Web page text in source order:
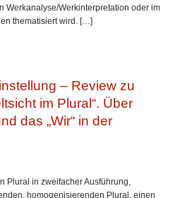
Werkanalyse/Werkinterpretation oder im
thematisiert wird. […]
– Review zu
im Plural“. Über
das „Wir“ in der
Plural in zweifacher Ausführung,
homogenisierenden Plural, einen